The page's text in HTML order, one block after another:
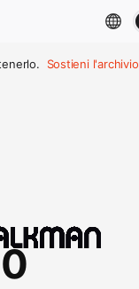
Sostieni l'archivio